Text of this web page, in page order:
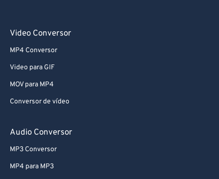
Video Conversor
MP4 Conversor
Video para GIF
MOV para MP4
Conversor de vídeo
Audio Conversor
MP3 Conversor
MP4 para MP3